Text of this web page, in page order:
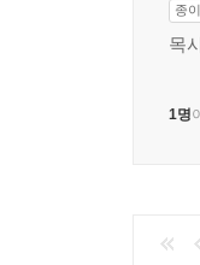
종
목
1명